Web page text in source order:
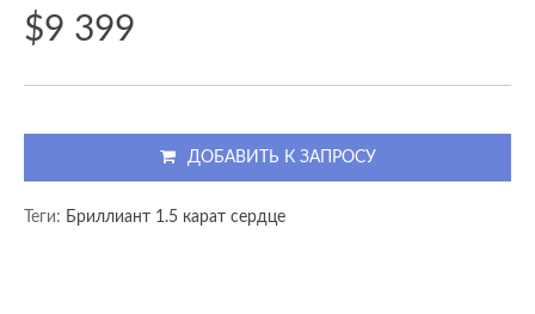
$9 399
ДОБАВИТЬ К ЗАПРОСУ
Теги: Бриллиант 1.5 карат сердце